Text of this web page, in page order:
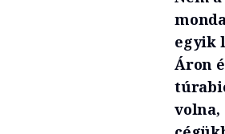
egyik
Áron
volna,